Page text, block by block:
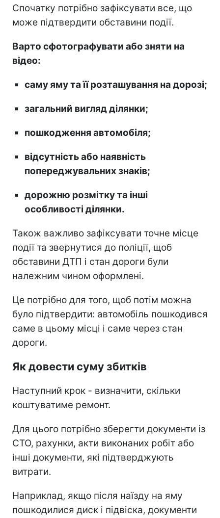
Спочатку потрібно зафіксувати все, що
може підтвердити обставини події.
Варто сфотографувати або зняти на
відео:
саму яму та її розташування на дорозі;
загальний вигляд ділянки;
пошкодження автомобіля;
відсутність або наявність
попереджувальних знаків;
дорожню розмітку та інші
особливості ділянки.
Також важливо зафіксувати точне місце
події та звернутися до поліції, щоб
обставини ДТП і стан дороги були
належним чином оформлені.
Це потрібно для того, щоб потім можна
було підтвердити: автомобіль пошкодився
саме в цьому місці і саме через стан
дороги.
Як довести суму збитків
Наступний крок - визначити, скільки
коштуватиме ремонт.
Для цього потрібно зберегти документи із
СТО, рахунки, акти виконаних робіт або
інші документи, які підтверджують
витрати.
Наприклад, якщо після наїзду на яму
пошкодилися диск і підвіска, документи